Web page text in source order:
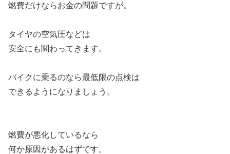
燃費だけならお金の問題ですが。
タイヤの空気圧などは
安全にも関わってきます。
バイクに乗るのなら最低限の点検は
できるようになりましょう。
燃費が悪化しているなら
何か原因があるはずです。